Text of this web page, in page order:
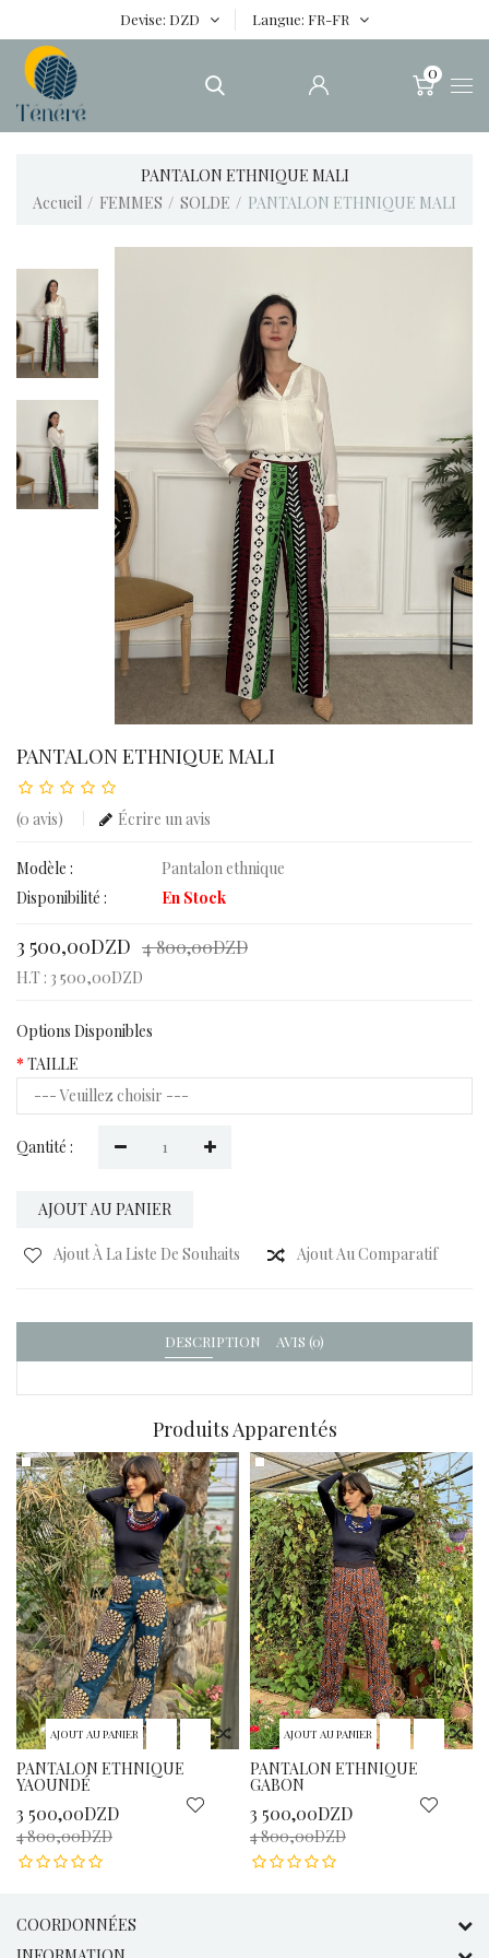
Devise DZD Langue FR-FR
0
PANTALON ETHNIQUE MALI
Accueil
FEMMES SOLDE PANTALON ETHNIQUE MALI
PANTALON ETHNIQUE MALI
(0 avis) Écrire un avis
Modèle :
Pantalon ethnique
Disponibilité :
En Stock
3 500,00DZD 4 800,00DZD
H.T : 3 500,00DZD
Options Disponibles
TAILLE
Qantité :
AJOUT AU PANIER
Ajout À La Liste De Souhaits Ajout Au Comparatif
DESCRIPTION AVIS (0)
Produits Apparentés
AJOUT AU PANIER
PANTALON ETHNIQUE
YAOUNDÉ
3 500,00DZD
4 800,00DZD
AJOUT AU PANIER
PANTALON ETHNIQUE
GABON
3 500,00DZD
4 800,00DZD
COORDONNÉES